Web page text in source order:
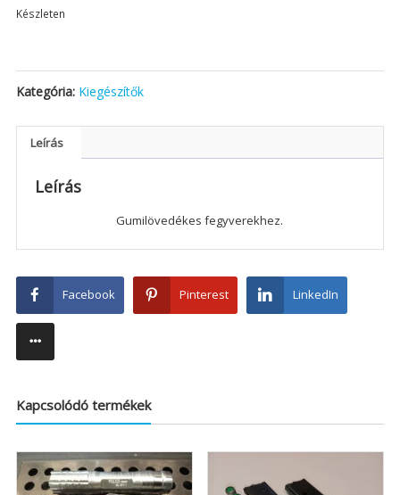
Készleten
Kategória: Kiegészítők
Leírás
Leírás
Gumilövedékes fegyverekhez.
Facebook Pinterest LinkedIn
Kapcsolódó termékek